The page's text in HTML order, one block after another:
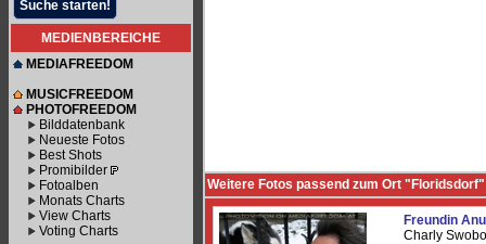
MEDIENBEREICHE
MEDIAFREEDOM
MUSICFREEDOM
PHOTOFREEDOM
Bilddatenbank
Neueste Fotos
Best Shots
Promibilder
Fotoalben
Monats Charts
View Charts
Voting Charts
Weitere Fotos passend zum Ort "Floridsdorf"
Freundin
Charly